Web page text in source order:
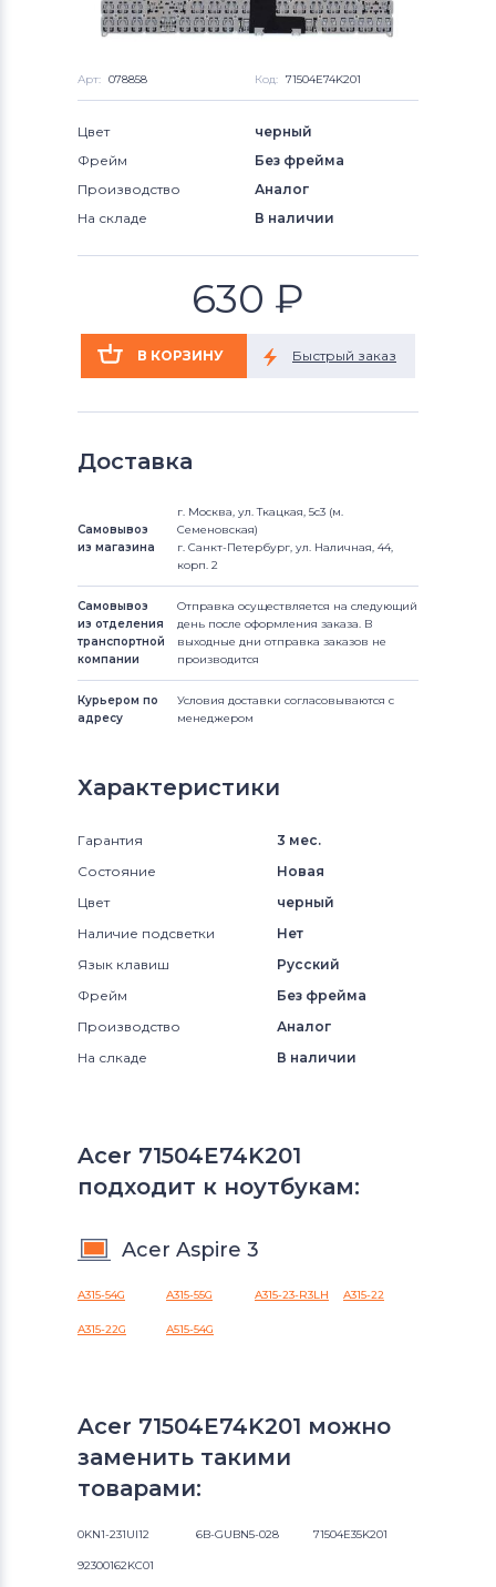
Арт: 078858 Код: 71504E74K201
Цвет
черный
Фрейм
Без фрейма
Производство
Аналог
На складе
В наличии
630 ₽
Доставка
Самовывоз
из магазина
г. Москва, ул. Ткацкая, 5с3 (м.
Семеновская)
г. Санкт-Петербург, ул. Наличная, 44,
корп. 2
Самовывоз
из отделения
транспортной
компании
Отправка осуществляется на следующий
день после оформления заказа. В
выходные дни отправка заказов не
производится
Курьером по
адресу
Условия доставки согласовываются с
менеджером
Характеристики
Гарантия
3 мес.
Состояние
Новая
Цвет
черный
Наличие подсветки
Нет
Язык клавиш
Русский
Фрейм
Без фрейма
Производство
Аналог
На слкаде
В наличии
Acer 71504E74K201
подходит к ноутбукам:
Acer Aspire 3
A315-54G A315-55G A315-23-R3LH A315-22
A315-22G A515-54G
Acer 71504E74K201 можно
заменить такими
товарами:
0KN1-231UI12 6B-GUBN5-028 71504E35K201
92300162KC01